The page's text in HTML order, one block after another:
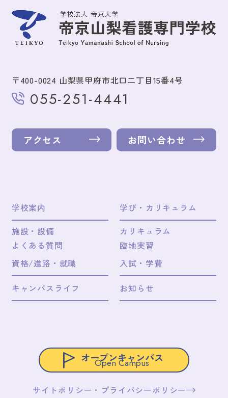
〒400-0024 山梨県甲府市北口二丁目15番4号
055-251-4441
アクセス お問い合わせ
学校案内
施設・設備
よくある質問
学び・カリキュラム
カリキュラム
臨地実習
資格/進路・就職
入試・学費
キャンパスライフ お知らせ
オープンキャンパス
Open Campus
サイトポリシー・プライバシーポリシー